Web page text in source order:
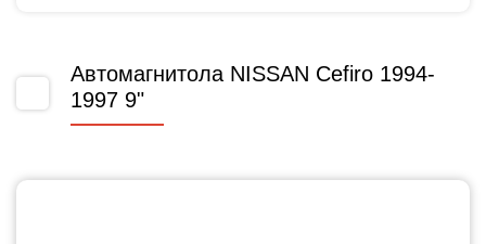
Автомагнитола NISSAN Cefiro 1994-
1997 9"